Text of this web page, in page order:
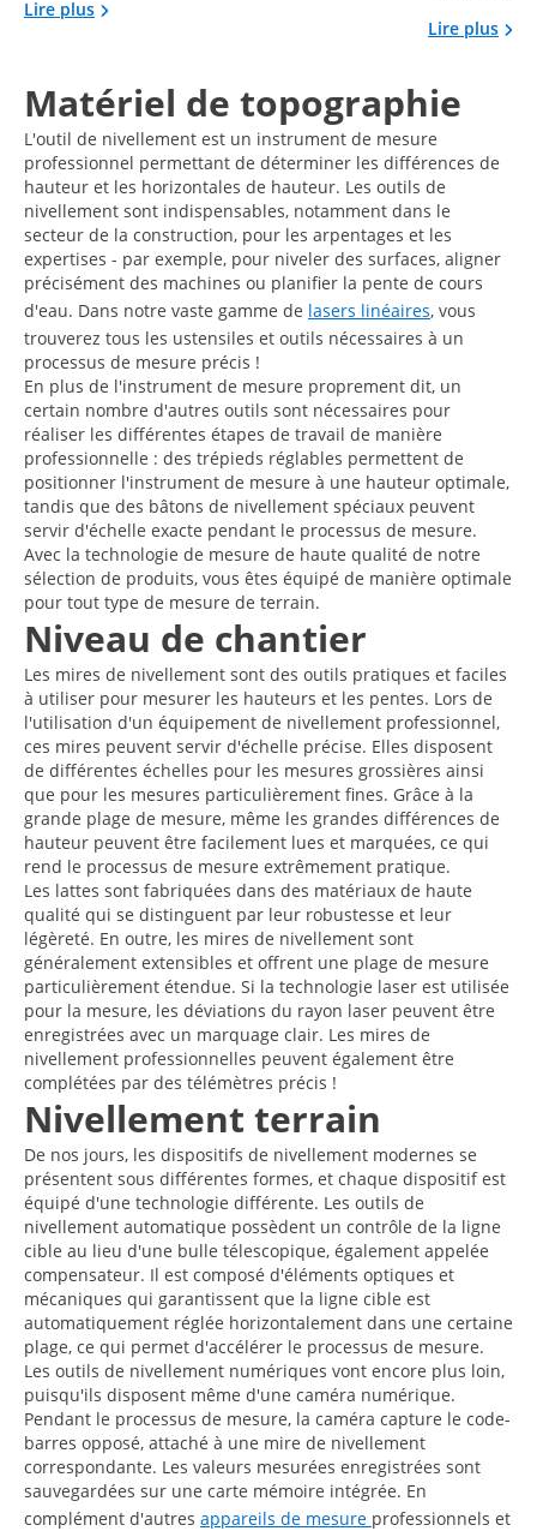
Lire plus
Lire plus
Matériel de topographie
L'outil de nivellement est un instrument de mesure
professionnel permettant de déterminer les différences de
hauteur et les horizontales de hauteur. Les outils de
nivellement sont indispensables, notamment dans le
secteur de la construction, pour les arpentages et les
expertises - par exemple, pour niveler des surfaces, aligner
précisément des machines ou planifier la pente de cours
d'eau. Dans notre vaste gamme de lasers linéaires, vous
trouverez tous les ustensiles et outils nécessaires à un
processus de mesure précis !
En plus de l'instrument de mesure proprement dit, un
certain nombre d'autres outils sont nécessaires pour
réaliser les différentes étapes de travail de manière
professionnelle : des trépieds réglables permettent de
positionner l'instrument de mesure à une hauteur optimale,
tandis que des bâtons de nivellement spéciaux peuvent
servir d'échelle exacte pendant le processus de mesure.
Avec la technologie de mesure de haute qualité de notre
sélection de produits, vous êtes équipé de manière optimale
pour tout type de mesure de terrain.
Niveau de chantier
Les mires de nivellement sont des outils pratiques et faciles
à utiliser pour mesurer les hauteurs et les pentes. Lors de
l'utilisation d'un équipement de nivellement professionnel,
ces mires peuvent servir d'échelle précise. Elles disposent
de différentes échelles pour les mesures grossières ainsi
que pour les mesures particulièrement fines. Grâce à la
grande plage de mesure, même les grandes différences de
hauteur peuvent être facilement lues et marquées, ce qui
rend le processus de mesure extrêmement pratique.
Les lattes sont fabriquées dans des matériaux de haute
qualité qui se distinguent par leur robustesse et leur
légèreté. En outre, les mires de nivellement sont
généralement extensibles et offrent une plage de mesure
particulièrement étendue. Si la technologie laser est utilisée
pour la mesure, les déviations du rayon laser peuvent être
enregistrées avec un marquage clair. Les mires de
nivellement professionnelles peuvent également être
complétées par des télémètres précis !
Nivellement terrain
De nos jours, les dispositifs de nivellement modernes se
présentent sous différentes formes, et chaque dispositif est
équipé d'une technologie différente. Les outils de
nivellement automatique possèdent un contrôle de la ligne
cible au lieu d'une bulle télescopique, également appelée
compensateur. Il est composé d'éléments optiques et
mécaniques qui garantissent que la ligne cible est
automatiquement réglée horizontalement dans une certaine
plage, ce qui permet d'accélérer le processus de mesure.
Les outils de nivellement numériques vont encore plus loin,
puisqu'ils disposent même d'une caméra numérique.
Pendant le processus de mesure, la caméra capture le code-
barres opposé, attaché à une mire de nivellement
correspondante. Les valeurs mesurées enregistrées sont
sauvegardées sur une carte mémoire intégrée. En
complément d'autres appareils de mesure professionnels et